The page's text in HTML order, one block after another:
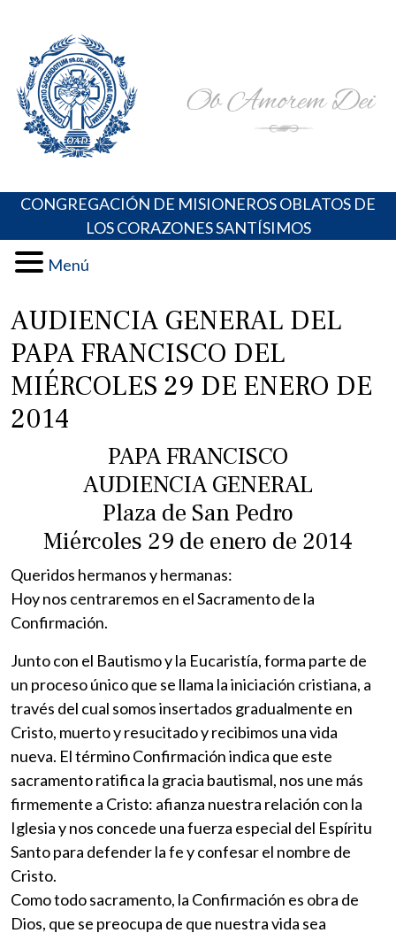
content
Portal de los Padres Oblatos. Advocaciones Marianas,
Oraciones, Música religiosa y más
CONGREGACIÓN DE MISIONEROS OBLATOS DE
LOS CORAZONES SANTÍSIMOS
Menú
AUDIENCIA GENERAL DEL
PAPA FRANCISCO DEL
MIÉRCOLES 29 DE ENERO DE
2014
PAPA FRANCISCO
AUDIENCIA GENERAL
Plaza de San Pedro
Miércoles 29 de enero de 2014
Queridos hermanos y hermanas:
Hoy nos centraremos en el Sacramento de la
Confirmación.
Junto con el Bautismo y la Eucaristía, forma parte de
un proceso único que se llama la iniciación cristiana, a
través del cual somos insertados gradualmente en
Cristo, muerto y resucitado y recibimos una vida
nueva. El término Confirmación indica que este
sacramento ratifica la gracia bautismal, nos une más
firmemente a Cristo: afianza nuestra relación con la
Iglesia y nos concede una fuerza especial del Espíritu
Santo para defender la fe y confesar el nombre de
Cristo.
Como todo sacramento, la Confirmación es obra de
Dios, que se preocupa de que nuestra vida sea